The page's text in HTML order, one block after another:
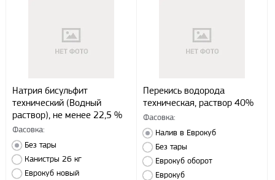
Натрия бисульфит
технический (Водный
раствор), не менее 22,5 %
Фасовка:
Без тары
Канистры 26 кг
Еврокуб новый
Перекись водорода
техническая, раствор 40%
Фасовка:
Налив в Еврокуб
Без тары
Еврокуб оборот
Еврокуб